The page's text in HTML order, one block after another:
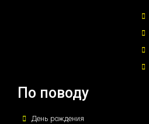
По поводу
День рождения